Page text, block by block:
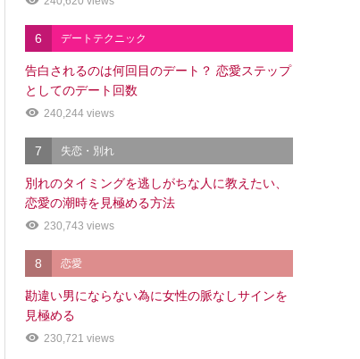
6 デートテクニック
告白されるのは何回目のデート？ 恋愛ステップ
としてのデート回数
240,244 views
7 失恋・別れ
別れのタイミングを逃しがちな人に教えたい、
恋愛の潮時を見極める方法
230,743 views
8 恋愛
勘違い男にならない為に女性の脈なしサインを
見極める
230,721 views